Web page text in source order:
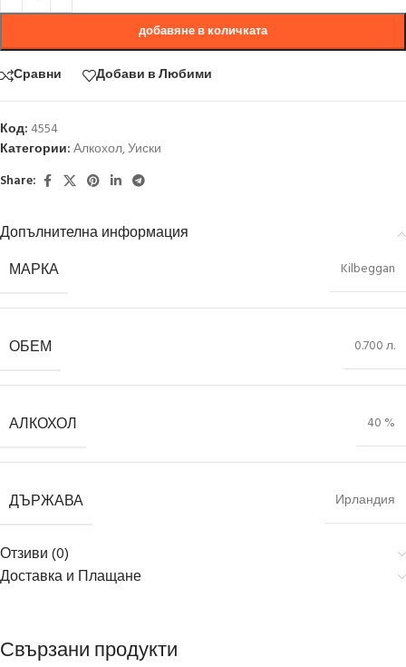
добавяне в количката
Сравни Добави в Любими
Код: 4554
Категории:Алкохол,Уиски
Share:
Допълнителна информация
МАРКА Kilbeggan
ОБЕМ 0.700 л.
АЛКОХОЛ 40 %
ДЪРЖАВА Ирландия
Отзиви (0)
Доставка и Плащане
Свързани продукти